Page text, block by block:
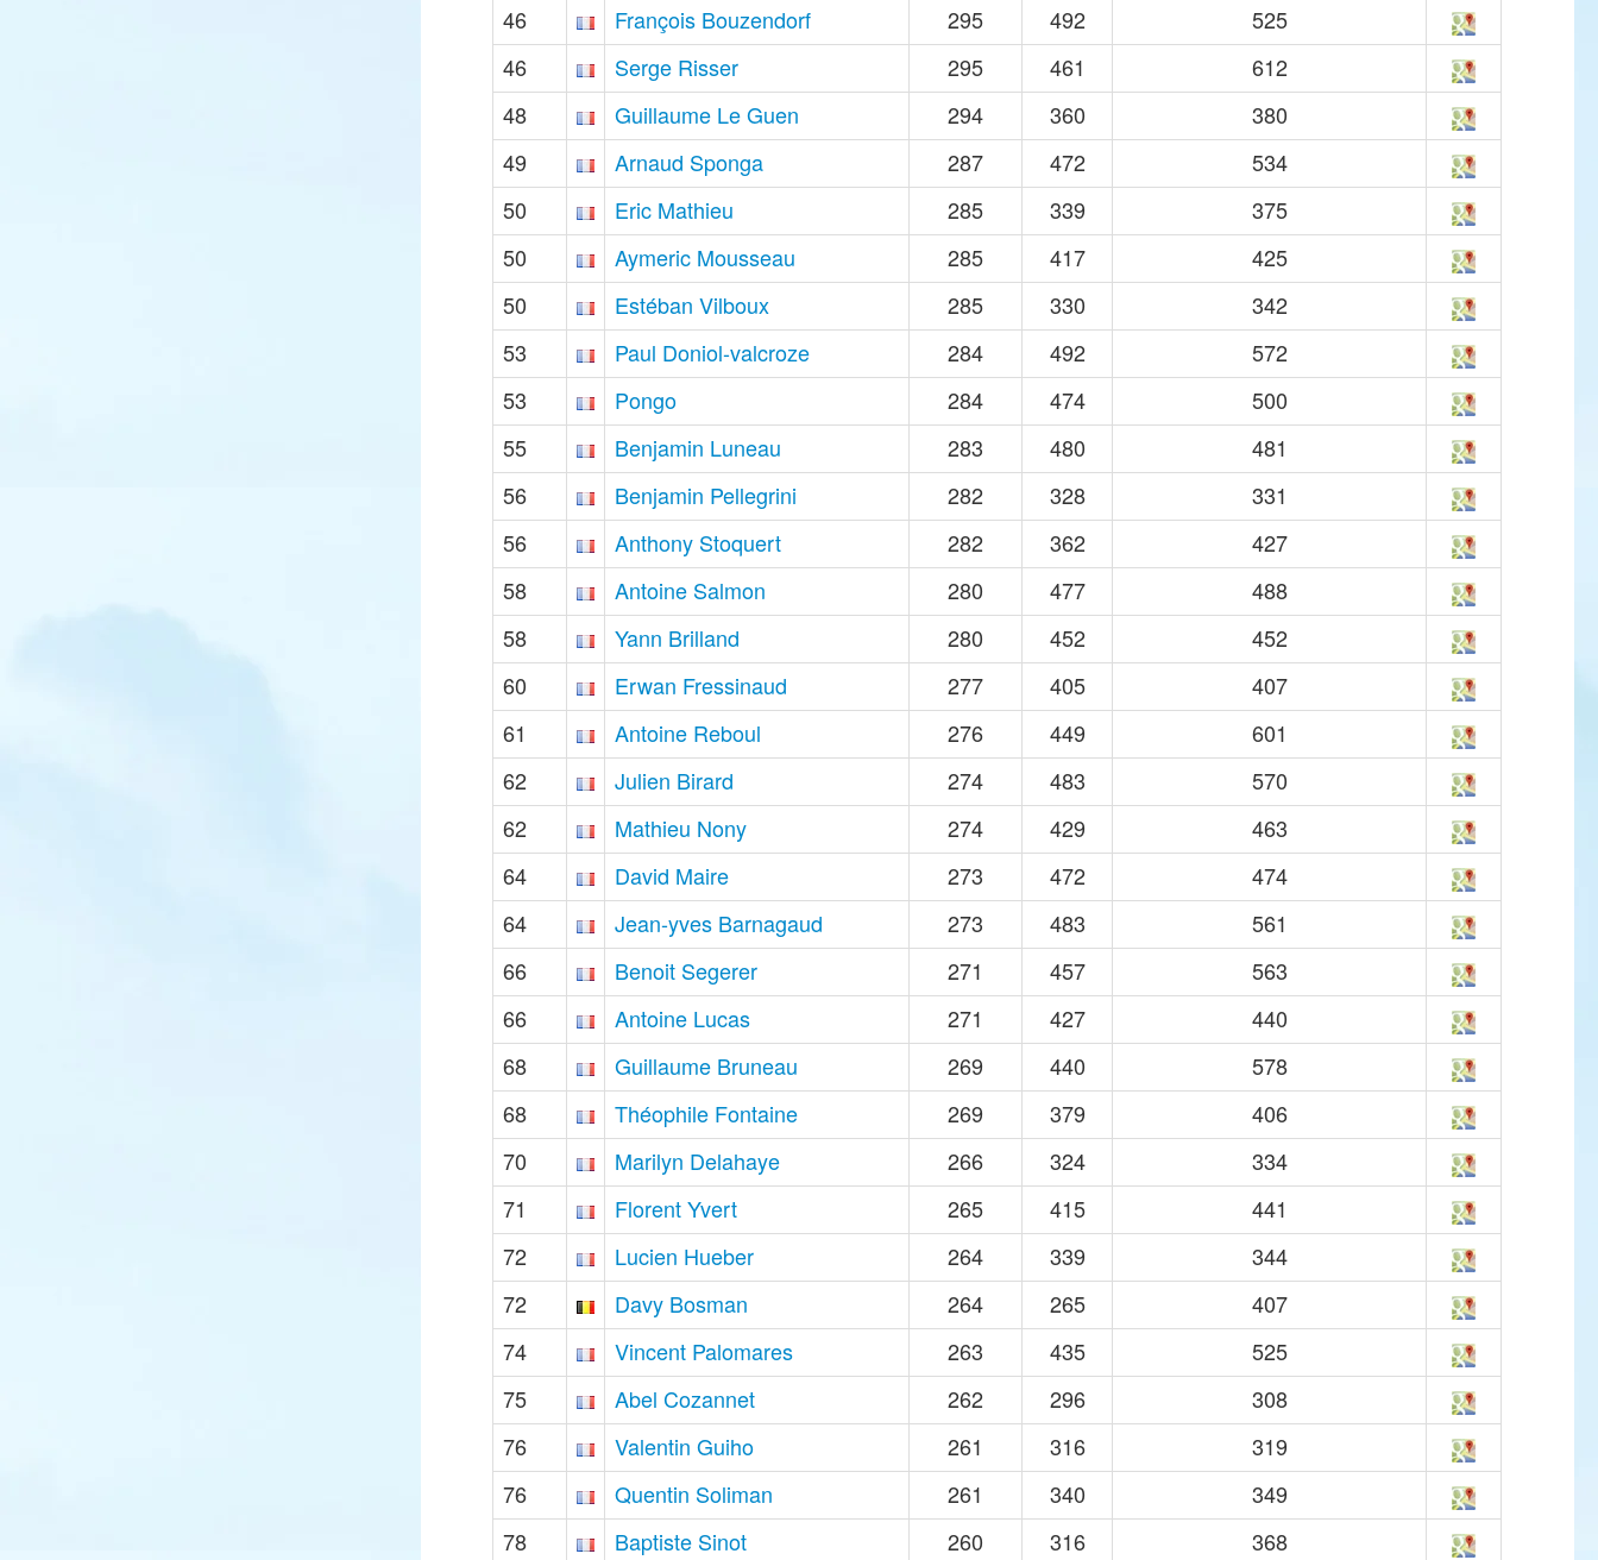
46
François Bouzendorf 295 492
525
46
Serge Risser 295 461
612
48
Guillaume Le Guen 294 360
380
49
Arnaud Sponga 287 472
534
50
Eric Mathieu 285 339
375
50
Aymeric Mousseau 285 417
425
50
Estéban Vilboux 285 330
342
53
Paul Doniol-valcroze 284 492
572
53
Pongo 284 474
500
55
Benjamin Luneau 283 480
481
56
Benjamin Pellegrini 282 328
331
56
Anthony Stoquert 282 362
427
58
Antoine Salmon 280 477
488
58
Yann Brilland 280 452
452
60
Erwan Fressinaud 277 405
407
61
Antoine Reboul 276 449
601
62
Julien Birard 274 483
570
62
Mathieu Nony 274 429
463
64
David Maire 273 472
474
64
Jean-yves Barnagaud 273 483
561
66
Benoit Segerer 271 457
563
66
Antoine Lucas 271 427
440
68
Guillaume Bruneau 269 440
578
68
Théophile Fontaine 269 379
406
70
Marilyn Delahaye 266 324
334
71
Florent Yvert 265 415
441
72
Lucien Hueber 264 339
344
72
Davy Bosman 264 265
407
74
Vincent Palomares 263 435
525
75
Abel Cozannet 262 296
308
76
Valentin Guiho 261 316
319
76
Quentin Soliman 261 340
349
78
Baptiste Sinot 260 316 368